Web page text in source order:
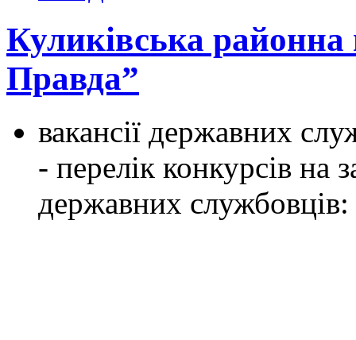
Куликівська
Правда”
вакансії державних
- перелік конкурсів на
державних службовців: